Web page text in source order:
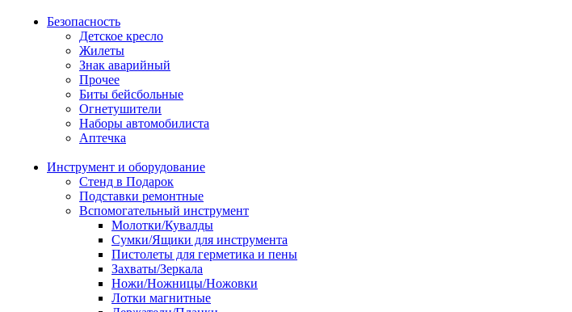
Безопасность
Детское кресло
Жилеты
Знак аварийный
Прочее
Биты бейсбольные
Огнетушители
Наборы автомобилиста
Аптечка
Инструмент и оборудование
Стенд в Подарок
Подставки ремонтные
Вспомогательный инструмент
Молотки/Кувалды
Сумки/Ящики для инструмента
Пистолеты для герметика и пены
Захваты/Зеркала
Ножи/Ножницы/Ножовки
Лотки магнитные